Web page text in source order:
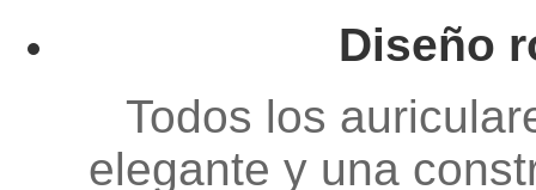
Diseño
Todos los
elegante y una